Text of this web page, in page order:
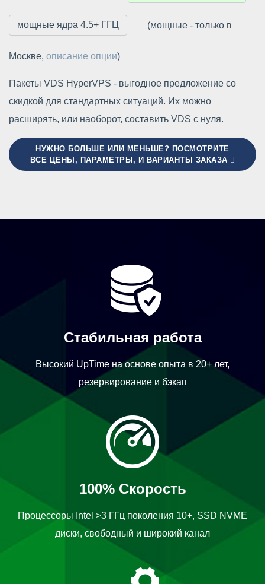
мощные ядра 4.5+ ГГЦ (мощные - только в
Москве, описание опции)
Пакеты VDS HyperVPS - выгодное предложение со
скидкой для стандартных ситуаций. Их можно
расширять, или наоборот, составить VDS с нуля.
НУЖНО БОЛЬШЕ ИЛИ МЕНЬШЕ? ПОСМОТРИТЕ
ВСЕ ЦЕНЫ, ПАРАМЕТРЫ, И ВАРИАНТЫ ЗАКАЗА
Стабильная работа
Высокий UpTime на основе опыта в 20+ лет,
резервирование и бэкап
100% Скорость
Процессоры Intel >3 ГГц поколения 10+, SSD NVME
диски, свободный и широкий канал